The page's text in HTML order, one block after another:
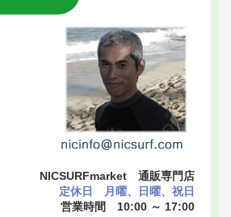
NICSURFmarket 通販専門店
定休日 月曜、日曜、祝日
営業時間 10:00 ～ 17:00